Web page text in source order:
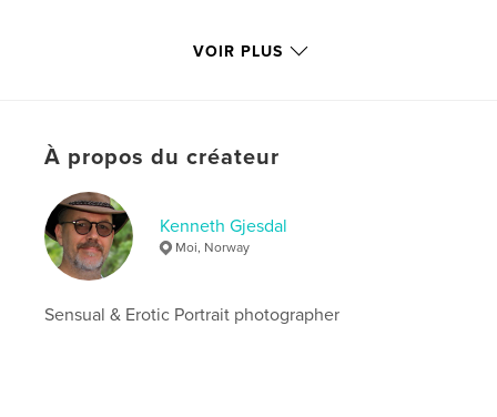
Caractéristiques et détails
Format choisi:20×25 cm
# de pages:
Date de publication:janv 10, 2019
LangueGerman
Mots-clés
Norwegische Mädchen , Erotische Fotografie
VOIR PLUS
À propos du créateur
Kenneth Gjesdal
Moi, Norway
Sensual & Erotic Portrait photographer